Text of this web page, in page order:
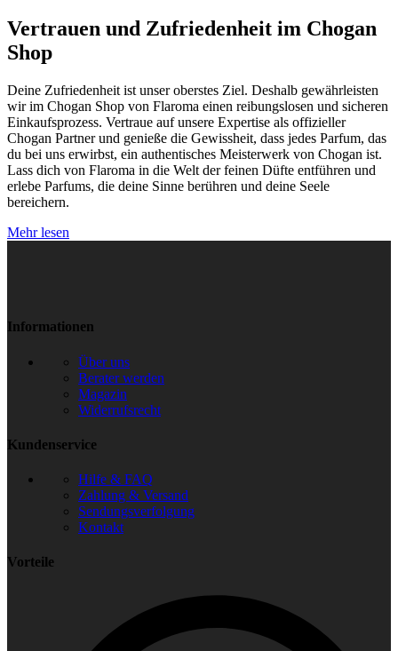
Vertrauen und Zufriedenheit im Chogan
Shop
Deine Zufriedenheit ist unser oberstes Ziel. Deshalb gewährleisten
wir im Chogan Shop von Flaroma einen reibungslosen und sicheren
Einkaufsprozess. Vertraue auf unsere Expertise als offizieller
Chogan Partner und genieße die Gewissheit, dass jedes Parfum, das
du bei uns erwirbst, ein authentisches Meisterwerk von Chogan ist.
Lass dich von Flaroma in die Welt der feinen Düfte entführen und
erlebe Parfums, die deine Sinne berühren und deine Seele
bereichern.
Mehr lesen
Informationen
Über uns
Berater werden
Magazin
Widerrufsrecht
Kundenservice
Hilfe & FAQ
Zahlung & Versand
Sendungsverfolgung
Kontakt
Vorteile